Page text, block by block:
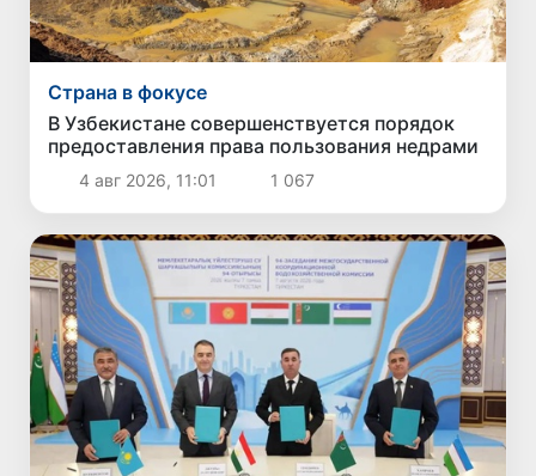
Страна в фокусе
В Узбекистане совершенствуется порядок
предоставления права пользования недрами
4 авг 2026, 11:01 1 067